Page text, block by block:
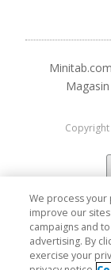
Minitab.com
Magasin
We process
improve our
campaigns and
advertising. By
exercise your